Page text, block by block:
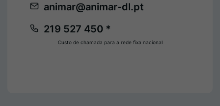
219 527 450 *
animar@animar-dl.pt
Custo de chamada para a rede fixa nacional